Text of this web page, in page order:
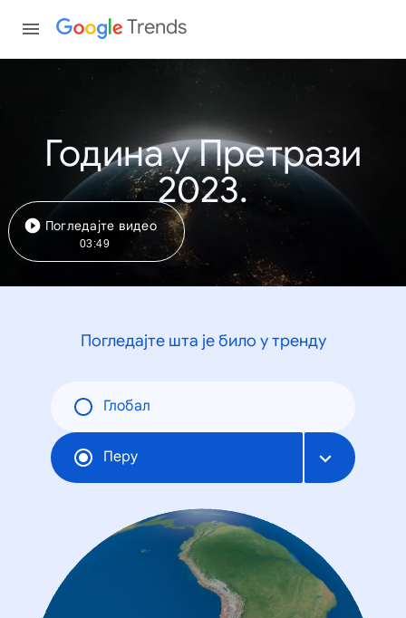
Trends
Година у Претрази
2023.
Погледајте видео
03:49
Погледајте шта је било у тренду
Глобал
Перу